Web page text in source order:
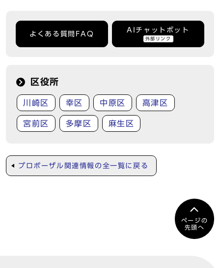
よくある質問FAQ
AIチャットボット
外部リンク
区役所
川崎区 幸区 中原区 高津区
宮前区 多摩区 麻生区
プロポーザル関連情報の全一覧に戻る
ページの
先頭へ